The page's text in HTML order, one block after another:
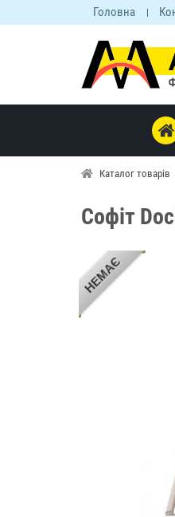
Головна
Каталог товарів
Софіт
НЕМАЄ